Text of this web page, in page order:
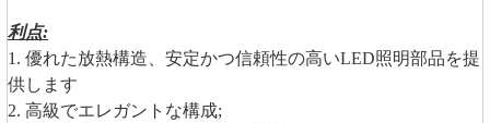
利点:
1. 優れた放熱構造、安定かつ信頼性の高いLED照明部品を提
供します
2. 高級でエレガントな構成;